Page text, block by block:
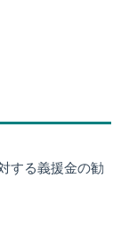
する義援金の勧